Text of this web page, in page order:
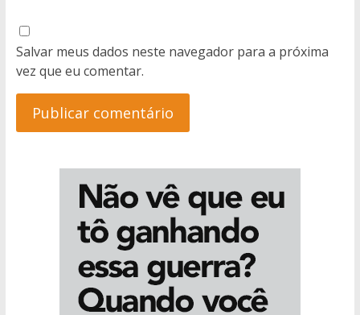
Salvar meus dados neste navegador para a próxima
vez que eu comentar.